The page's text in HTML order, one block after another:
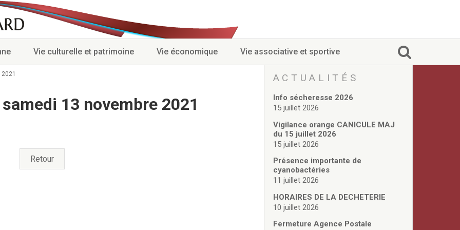
Vie culturelle et patrimoine Vie économique Vie associative et sportive
13 novembre 2021
Retour
ACTUALITÉS
Info sécheresse 2026
15 juillet 2026
Vigilance orange CANICULE MAJ
du 15 juillet 2026
15 juillet 2026
Présence importante de
cyanobactéries
11 juillet 2026
HORAIRES DE LA DECHETERIE
10 juillet 2026
Fermeture Agence Postale